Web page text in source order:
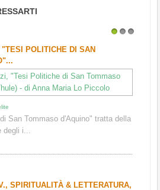
POLITICHE DI SAN
San Tommaso d'Aquino" tratta della
degli i...
SPIRITUALITÀ & LETTERATURA,